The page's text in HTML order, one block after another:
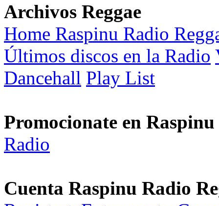
Archivos Reggae
Home Raspinu Radio
Últimos discos en la Radio
Dancehall Play List
Promocionate en
Radio
Cuenta Raspinu Radio